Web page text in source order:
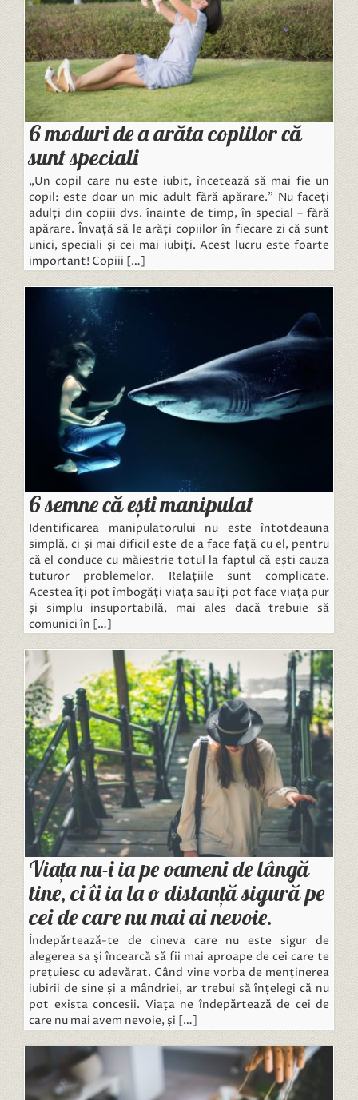
6 moduri de a arăta copiilor că
sunt speciali
„Un copil care nu este iubit, încetează să mai fie un
copil: este doar un mic adult fără apărare.” Nu faceți
adulți din copiii dvs. înainte de timp, în special – fără
apărare. Învață să le arăți copiilor în fiecare zi că sunt
unici, speciali și cei mai iubiți. Acest lucru este foarte
important! Copiii […]
6 semne că ești manipulat
Identificarea manipulatorului nu este întotdeauna
simplă, ci și mai dificil este de a face față cu el, pentru
că el conduce cu măiestrie totul la faptul că ești cauza
tuturor problemelor. Relațiile sunt complicate.
Acestea îți pot îmbogăți viața sau îți pot face viața pur
și simplu insuportabilă, mai ales dacă trebuie să
comunici în […]
Viața nu-i ia pe oameni de lângă
tine, ci îi ia la o distanță sigură pe
cei de care nu mai ai nevoie.
Îndepărtează-te de cineva care nu este sigur de
alegerea sa și încearcă să fii mai aproape de cei care te
prețuiesc cu adevărat. Când vine vorba de menținerea
iubirii de sine și a mândriei, ar trebui să înțelegi că nu
pot exista concesii. Viața ne îndepărtează de cei de
care nu mai avem nevoie, și […]